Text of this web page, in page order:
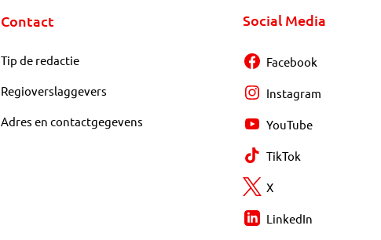
Contact
Tip de redactie
Regioverslaggevers
Adres en contactgegevens
Social Media
Facebook
Instagram
YouTube
TikTok
X
LinkedIn